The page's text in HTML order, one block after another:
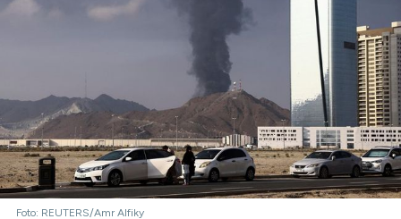
Foto: REUTERS/Amr Alfiky